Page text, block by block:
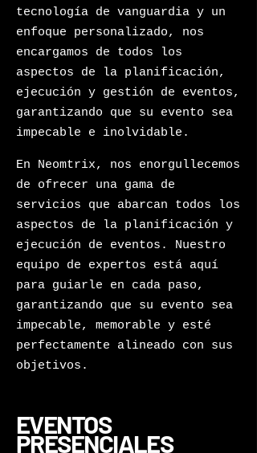
tecnología de vanguardia y un
enfoque personalizado, nos
encargamos de todos los
aspectos de la planificación,
ejecución y gestión de eventos,
garantizando que su evento sea
impecable e inolvidable.
En Neomtrix, nos enorgullecemos
de ofrecer una gama de
servicios que abarcan todos los
aspectos de la planificación y
ejecución de eventos. Nuestro
equipo de expertos está aquí
para guiarle en cada paso,
garantizando que su evento sea
impecable, memorable y esté
perfectamente alineado con sus
objetivos.
EVENTOS
PRESENCIALES